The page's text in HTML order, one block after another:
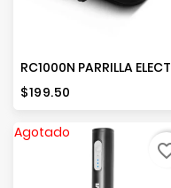
Precio
$199.50
Agotado